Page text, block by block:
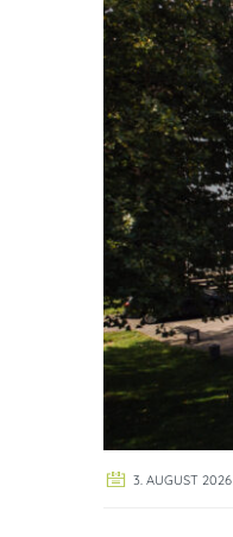
3. AUGUST 2026